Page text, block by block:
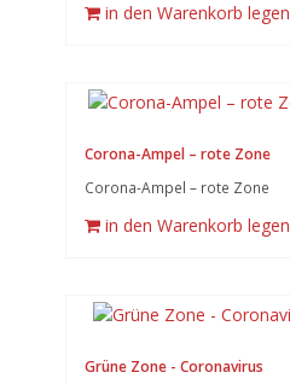
in den Warenkorb legen
Corona-Ampel – rote Zone
Corona-Ampel – rote Zone
in den Warenkorb legen
Grüne Zone - Coronavirus